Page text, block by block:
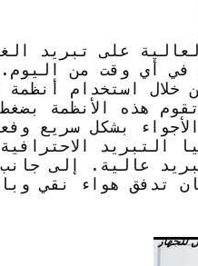
على تبريد
في أي وقت من اليوم.
خلال استخدام
هذه الأنظمة
بشكل سريع
التبريد
عالية. إلى
تدفق هواء نقي